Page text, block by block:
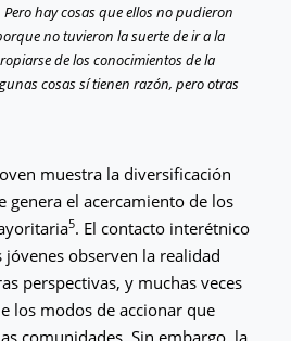
hay cosas que ellos no pudieron
no tuvieron la suerte de ir a la
de los conocimientos de la
cosas sí tienen razón, pero otras
muestra la diversificación
genera el acercamiento de los
5. El contacto interétnico
observen la realidad
perspectivas, y muchas veces
los modos de accionar que
comunidades. Sin embargo, la